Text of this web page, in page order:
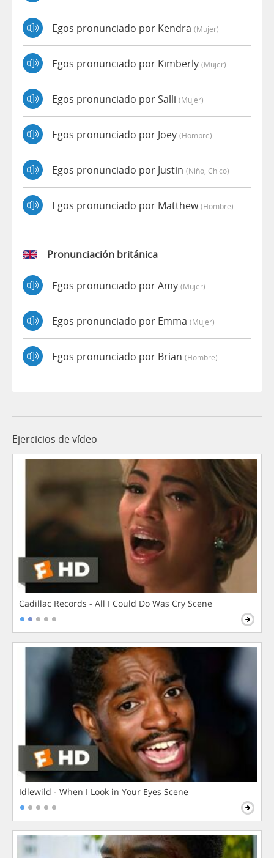
Egos pronunciado por Kendra (mujer)
Egos pronunciado por Kimberly (mujer)
Egos pronunciado por Salli (mujer)
Egos pronunciado por Joey (hombre)
Egos pronunciado por Justin (niño, Chico)
Egos pronunciado por Matthew(hombre)
Pronunciación británica
Egos pronunciado por Amy (mujer)
Egos pronunciado por Emma (mujer)
Egos pronunciado por Brian (hombre)
Ejercicios de vídeo
Cadillac Records - All I Could Do Was Cry Scene
Idlewild - When I Look in Your Eyes Scene